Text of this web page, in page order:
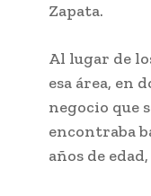
Zapata.
Al lugar de
esa área, en
negocio que
encontraba
años de